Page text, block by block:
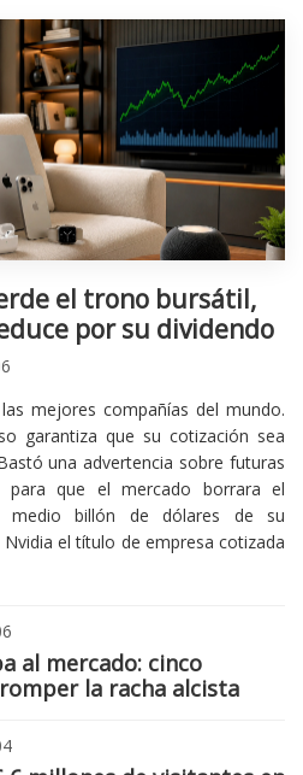
el trono bursátil,
por su dividendo
mejores compañías del mundo.
garantiza que su cotización sea
una advertencia sobre futuras
para que el mercado borrara el
medio billón de dólares de su
el título de empresa cotizada
al mercado: cinco
la racha alcista